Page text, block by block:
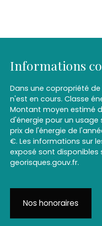
Informations
Dans une copropriété
n'est en cours. Classe
Montant moyen estimé
d'énergie pour un
prix de l'énergie de
€. Les informations sur
exposé sont disponibles
georisques.gouv.fr.
Nos honoraires